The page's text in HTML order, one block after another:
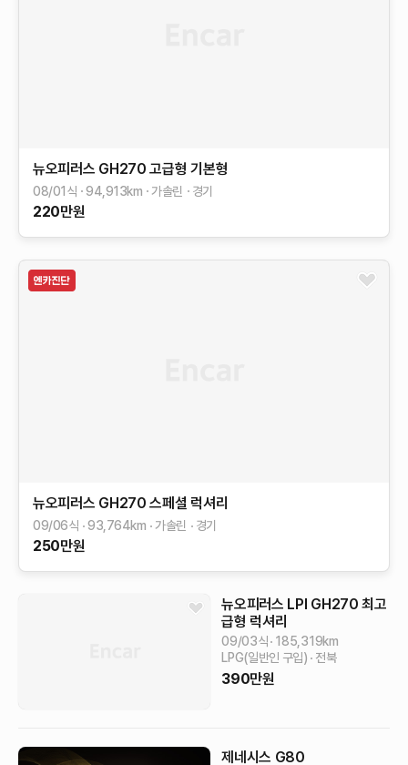
뉴오피러스 GH270 고급형 기본형
08/01식 94,913km 가솔린 경기
220만원
뉴오피러스 GH270 스페셜 럭셔리
09/06식 93,764km 가솔린 경기
250만원
뉴오피러스 LPI GH270 최고
급형 럭셔리
09/03식 185,319km
LPG(일반인 구입)
전북
390만원
제네시스 G80